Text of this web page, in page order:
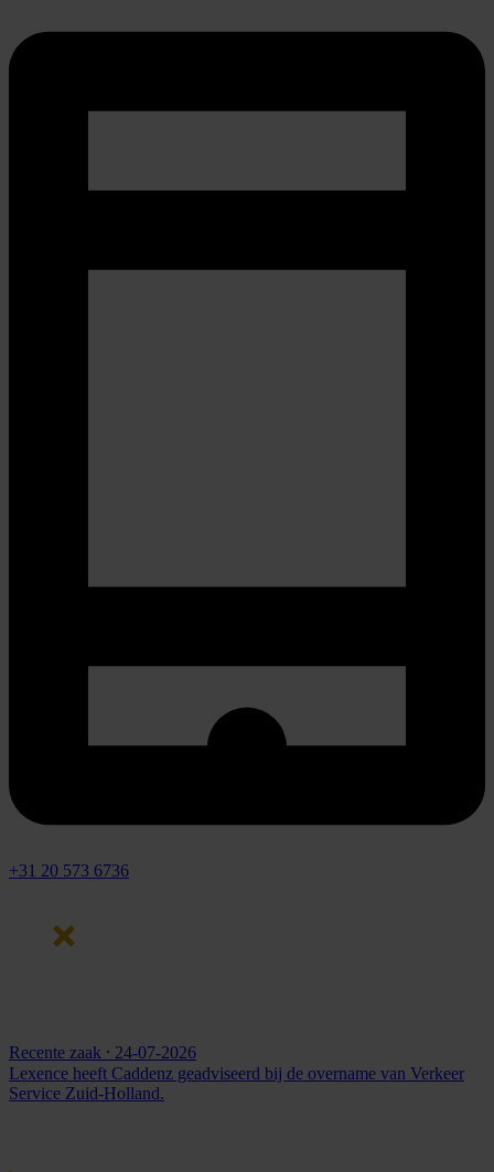
+31 20 573 6736
Recente zaak ⸱ 24-07-2026
Lexence heeft Caddenz geadviseerd bij de overname van Verkeer
Service Zuid-Holland.